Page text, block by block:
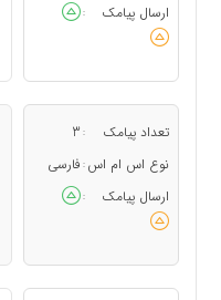
ارسال پیامک
:
تعداد پیامک :
3
نوع اس ام اس : فارسی
ارسال پیامک
: